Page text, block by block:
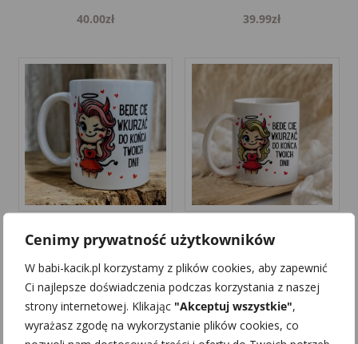
Cenimy prywatność użytkowników
W babi-kacik.pl korzystamy z plików cookies, aby zapewnić
Ci najlepsze doświadczenia podczas korzystania z naszej
strony internetowej. Klikając "Akceptuj wszystkie",
wyrażasz zgodę na wykorzystanie plików cookies, co
40.00zł 39.99zł
Kubek
Walentynkowy
Zabawny Prezent
Ruda
Kubek
Walentynkowy
Zabawny Prezent
Blondynka